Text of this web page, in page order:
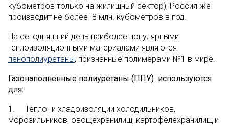
кубометров только на жилищный сектор), Россия же
производит не более 8 млн. кубометров в год.
На сегодняшний день наиболее популярными
теплоизоляционными материалами являются
пенополиуретаны, признанные полимерами №1 в мире.
Газонаполненные полиуретаны (ППУ) используются
для:
1. Тепло- и хладоизоляции холодильников,
морозильников, овощехранилищ, картофелехранилищ и